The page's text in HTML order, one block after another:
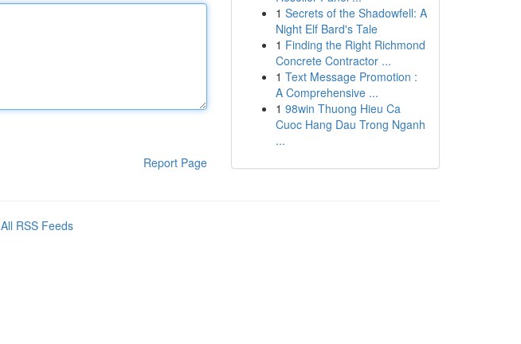
Report Page
1 Secrets of the Shadowfell: A
Night Elf Bard's Tale
1 Finding the Right Richmond
Concrete Contractor ...
1 Text Message Promotion :
A Comprehensive ...
1 98win Thuong Hieu Ca
Cuoc Hang Dau Trong Nganh
...
All RSS Feeds